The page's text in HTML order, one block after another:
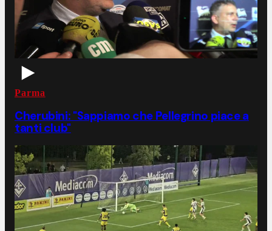
Parma
Cherubini: "Sappiamo che Pellegrino piace a
tanti club"